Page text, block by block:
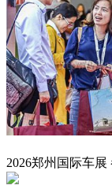
2026郑州国际车展